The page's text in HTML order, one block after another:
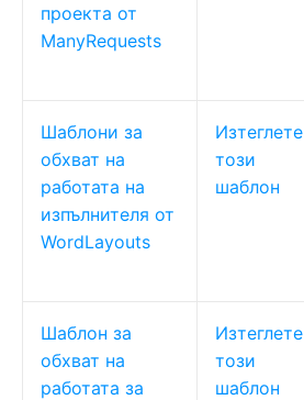
проекта от
ManyRequests
Шаблони за
обхват на
работата на
изпълнителя от
WordLayouts
Изтеглете
този
шаблон
Шаблон за
обхват на
работата за
Изтеглете
този
шаблон